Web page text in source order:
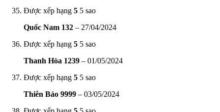
Được xếp hạng 5 5 sao
Quốc Nam 132 – 27/04/2024
Được xếp hạng 5 5 sao
Thanh Hòa 1239 – 01/05/2024
Được xếp hạng 5 5 sao
Thiên Bảo 9999 – 03/05/2024